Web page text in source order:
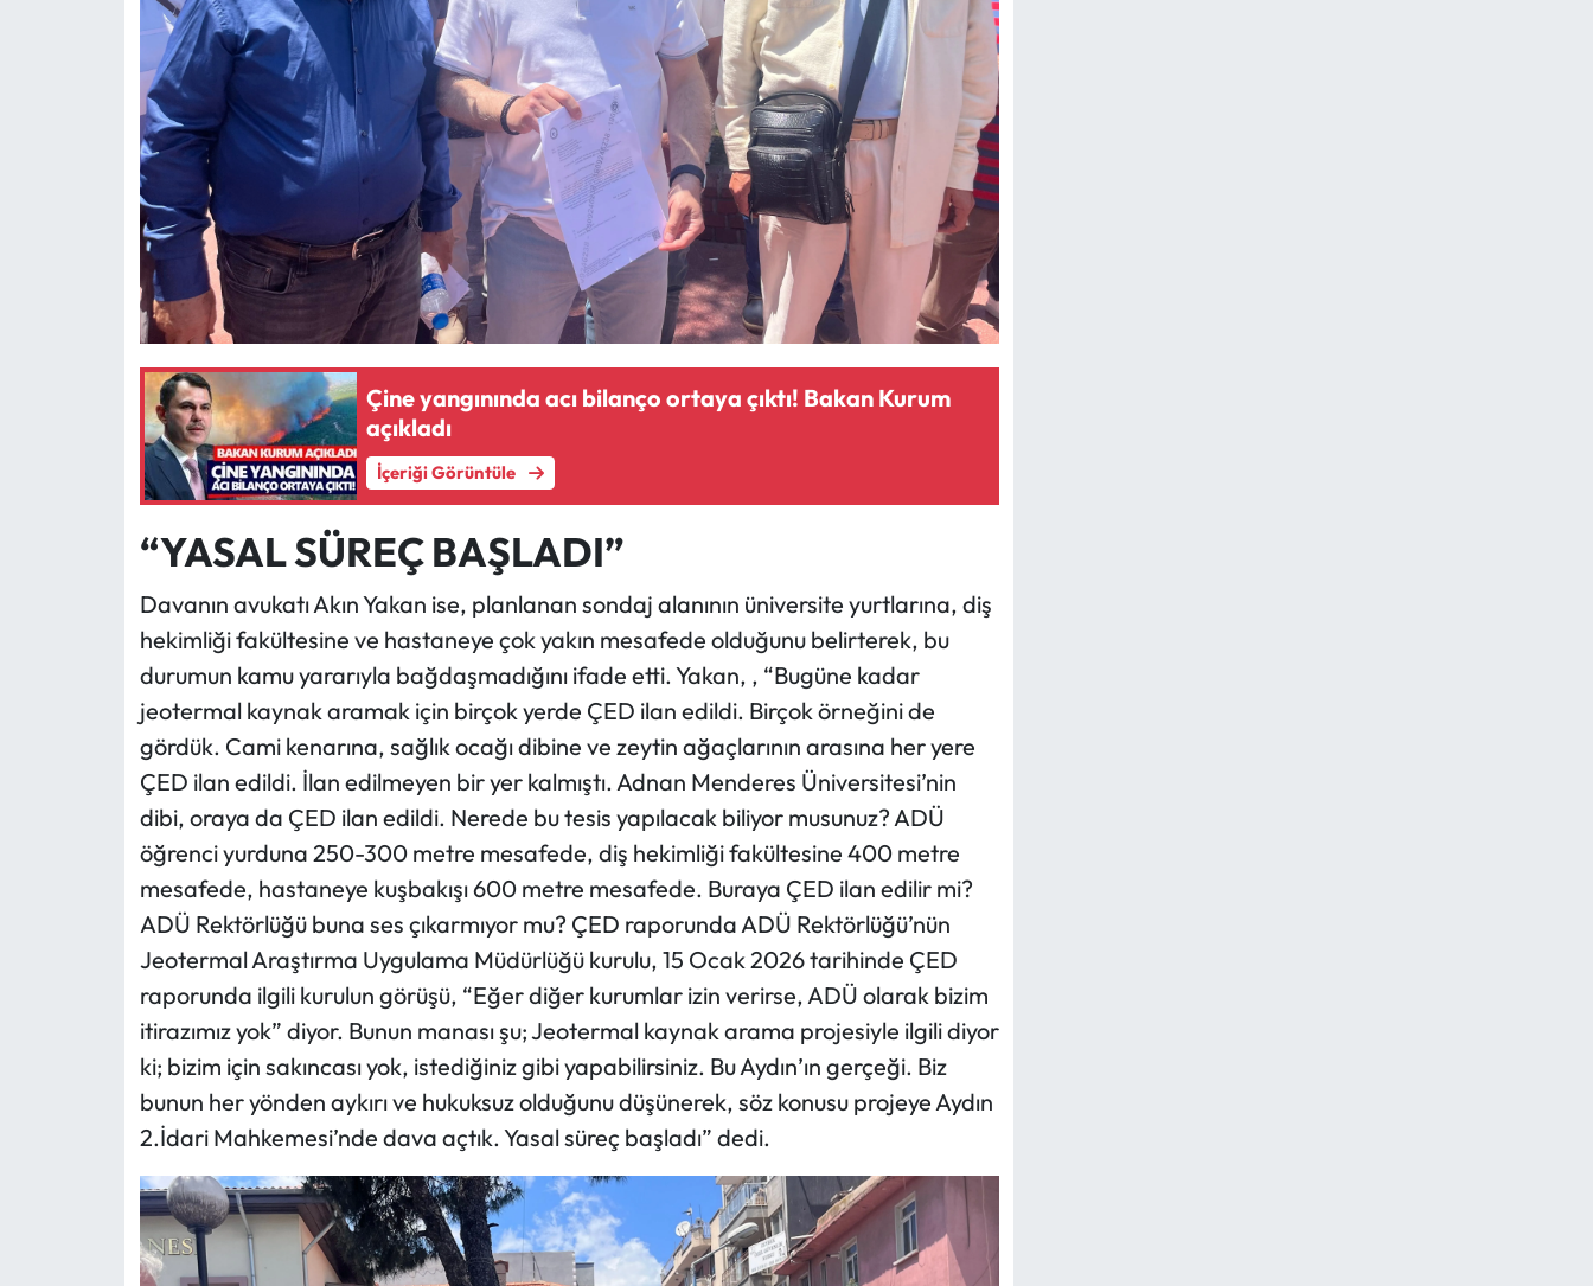
Çine yangınında acı bilanço ortaya çıktı! Bakan Kurum
açıkladı
İçeriği Görüntüle
“YASAL SÜREÇ BAŞLADI”
Davanın avukatı Akın Yakan ise, planlanan sondaj alanının üniversite yurtlarına, diş
hekimliği fakültesine ve hastaneye çok yakın mesafede olduğunu belirterek, bu
durumun kamu yararıyla bağdaşmadığını ifade etti. Yakan, , “Bugüne kadar
jeotermal kaynak aramak için birçok yerde ÇED ilan edildi. Birçok örneğini de
gördük. Cami kenarına, sağlık ocağı dibine ve zeytin ağaçlarının arasına her yere
ÇED ilan edildi. İlan edilmeyen bir yer kalmıştı. Adnan Menderes Üniversitesi’nin
dibi, oraya da ÇED ilan edildi. Nerede bu tesis yapılacak biliyor musunuz? ADÜ
öğrenci yurduna 250-300 metre mesafede, diş hekimliği fakültesine 400 metre
mesafede, hastaneye kuşbakışı 600 metre mesafede. Buraya ÇED ilan edilir mi?
ADÜ Rektörlüğü buna ses çıkarmıyor mu? ÇED raporunda ADÜ Rektörlüğü’nün
Jeotermal Araştırma Uygulama Müdürlüğü kurulu, 15 Ocak 2026 tarihinde ÇED
raporunda ilgili kurulun görüşü, “Eğer diğer kurumlar izin verirse, ADÜ olarak bizim
itirazımız yok” diyor. Bunun manası şu; Jeotermal kaynak arama projesiyle ilgili diyor
ki; bizim için sakıncası yok, istediğiniz gibi yapabilirsiniz. Bu Aydın’ın gerçeği. Biz
bunun her yönden aykırı ve hukuksuz olduğunu düşünerek, söz konusu projeye Aydın
2.İdari Mahkemesi’nde dava açtık. Yasal süreç başladı” dedi.